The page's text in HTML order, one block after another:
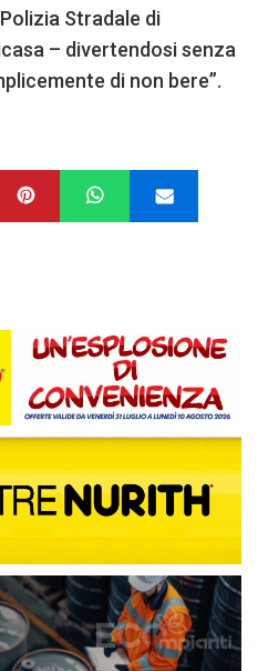
Stradale di
– divertendosi senza
di non bere”.